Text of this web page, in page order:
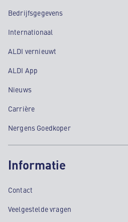
Bedrijfsgegevens
Internationaal
ALDI vernieuwt
ALDI App
Nieuws
Carrière
Nergens Goedkoper
Informatie
Contact
Veelgestelde vragen